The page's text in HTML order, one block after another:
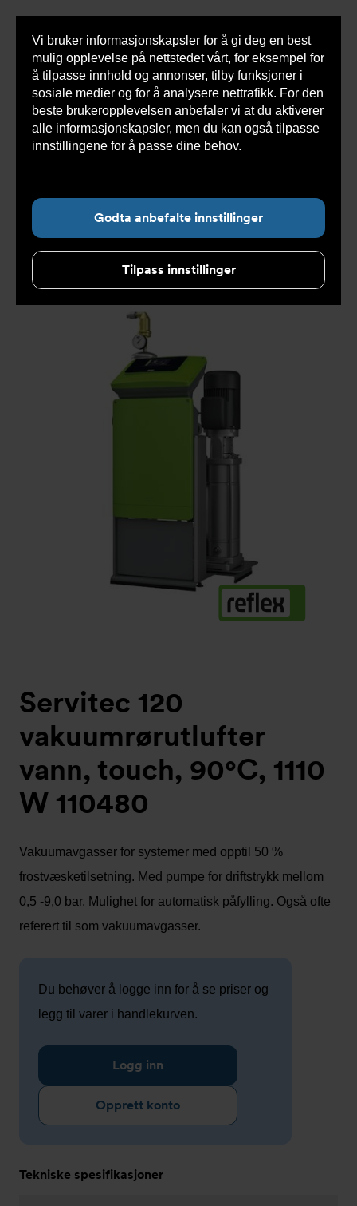
Vi bruker informasjonskapsler for å gi deg en best
mulig opplevelse på nettstedet vårt, for eksempel for
å tilpasse innhold og annonser, tilby funksjoner i
sosiale medier og for å analysere nettrafikk. For den
beste brukeropplevelsen anbefaler vi at du aktiverer
alle informasjonskapsler, men du kan også tilpasse
innstillingene for å passe dine behov.
Godta anbefalte innstillinger
Tilpass innstillinger
Du
her:
Armatec > Produkter > Luft og partikkelutskillere
>
Vakuumutluftere
> Touch >
AT8080A Servitec 35-120
Touch
>
Servitec 120 vakuumrørutlufter vann, touch,
Servitec 120
vakuumrørutlufter
vann, touch, 90°C, 1110
W 110480
Vakuumavgasser for systemer med opptil 50 %
frostvæsketilsetning. Med pumpe for driftstrykk mellom
0,5 -9,0 bar. Mulighet for automatisk påfylling. Også ofte
referert til som vakuumavgasser.
Du behøver å logge inn for å se priser og
legg til varer i handlekurven.
Logg inn
Opprett konto
Tekniske spesifikasjoner